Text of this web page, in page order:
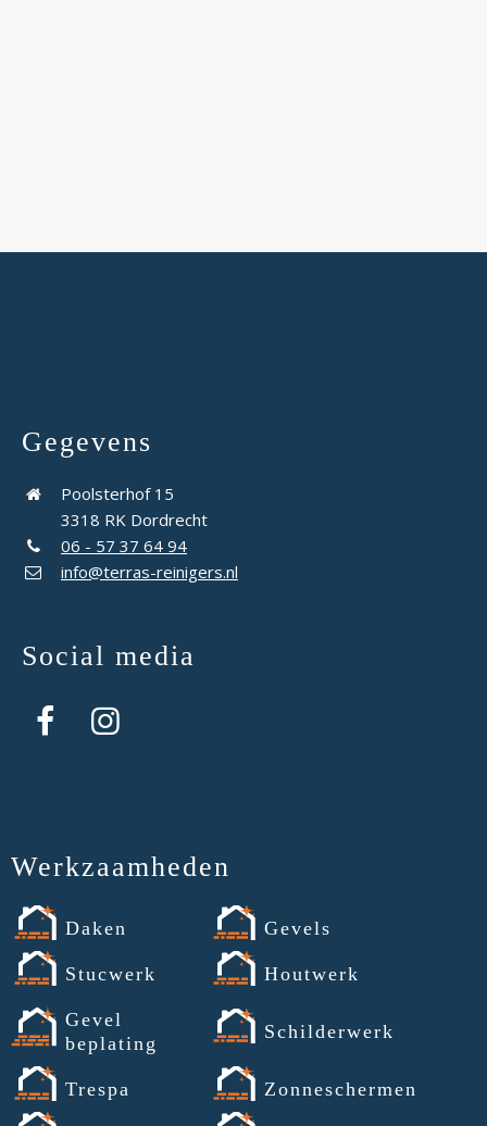
Gegevens
Poolsterhof 15
3318 RK Dordrecht
06 - 57 37 64 94
info@terras-reinigers.nl
Social media
Werkzaamheden
Daken Gevels
Stucwerk Houtwerk
Gevel
beplating
Schilderwerk
Trespa Zonneschermen